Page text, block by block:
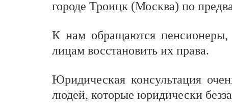
городе Троицк (Москва) по
К нам обращаются
лицам восстановить их права.
Юридическая консультация
людей, которые юридически